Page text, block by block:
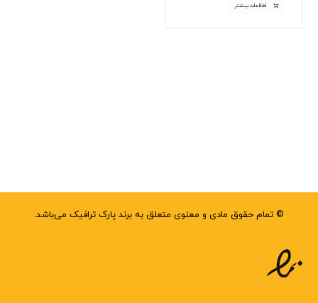
اطلاعات بیشتر
© تمام حقوق مادی و معنوی متعلق به برند پارک ترافیک می‌باشد.